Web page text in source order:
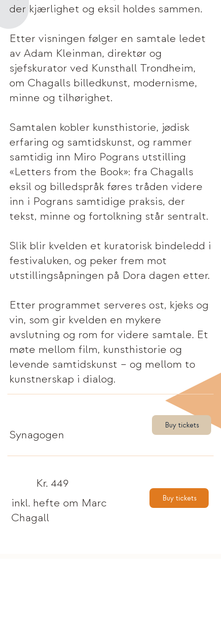
der kjærlighet og eksil holdes sammen.
Etter visningen følger en samtale ledet
av Adam Kleinman, direktør og
sjefskurator ved Kunsthall Trondheim,
om Chagalls billedkunst, modernisme,
minne og tilhørighet.
Samtalen kobler kunsthistorie, jødisk
erfaring og samtidskunst, og rammer
samtidig inn Miro Pograns utstilling
«Letters from the Book»: fra Chagalls
eksil og billedspråk føres tråden videre
inn i Pograns samtidige praksis, der
tekst, minne og fortolkning står sentralt.
Slik blir kvelden et kuratorisk bindeledd i
festivaluken, og peker frem mot
utstillingsåpningen på Dora dagen etter.
Etter programmet serveres ost, kjeks og
vin, som gir kvelden en mykere
avslutning og rom for videre samtale. Et
møte mellom film, kunsthistorie og
levende samtidskunst – og mellom to
kunstnerskap i dialog.
Synagogen
Buy tickets
inkl. hefte om Marc
Chagall
Kr. 449
Buy tickets